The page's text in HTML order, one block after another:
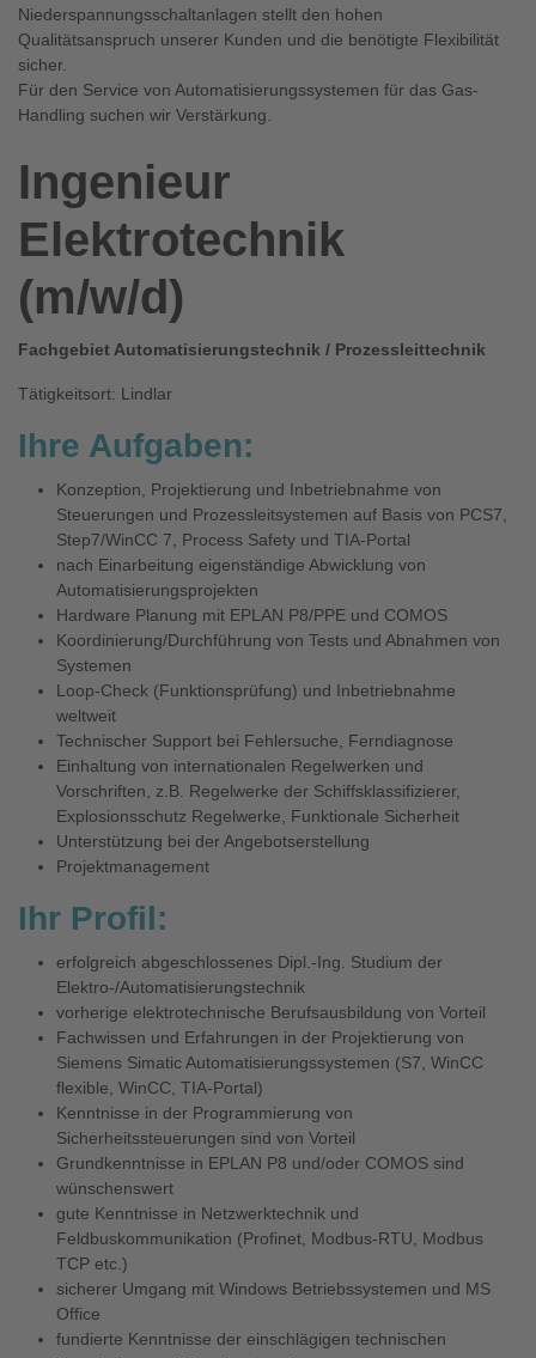
Niederspannungsschaltanlagen stellt den hohen
Qualitätsanspruch unserer Kunden und die benötigte Flexibilität
sicher.
Für den Service von Automatisierungssystemen für das Gas-
Handling suchen wir Verstärkung.
Ingenieur
Elektrotechnik
(m/w/d)
Fachgebiet Automatisierungstechnik / Prozessleittechnik
Tätigkeitsort: Lindlar
Ihre Aufgaben:
Konzeption, Projektierung und Inbetriebnahme von
Steuerungen und Prozessleitsystemen auf Basis von PCS7,
Step7/WinCC 7, Process Safety und TIA-Portal
nach Einarbeitung eigenständige Abwicklung von
Automatisierungsprojekten
Hardware Planung mit EPLAN P8/PPE und COMOS
Koordinierung/Durchführung von Tests und Abnahmen von
Systemen
Loop-Check (Funktionsprüfung) und Inbetriebnahme
weltweit
Technischer Support bei Fehlersuche, Ferndiagnose
Einhaltung von internationalen Regelwerken und
Vorschriften, z.B. Regelwerke der Schiffsklassifizierer,
Explosionsschutz Regelwerke, Funktionale Sicherheit
Unterstützung bei der Angebotserstellung
Projektmanagement
Ihr Profil:
erfolgreich abgeschlossenes Dipl.-Ing. Studium der
Elektro-/Automatisierungstechnik
vorherige elektrotechnische Berufsausbildung von Vorteil
Fachwissen und Erfahrungen in der Projektierung von
Siemens Simatic Automatisierungssystemen (S7, WinCC
flexible, WinCC, TIA-Portal)
Kenntnisse in der Programmierung von
Sicherheitssteuerungen sind von Vorteil
Grundkenntnisse in EPLAN P8 und/oder COMOS sind
wünschenswert
gute Kenntnisse in Netzwerktechnik und
Feldbuskommunikation (Profinet, Modbus-RTU, Modbus
TCP etc.)
sicherer Umgang mit Windows Betriebssystemen und MS
Office
fundierte Kenntnisse der einschlägigen technischen